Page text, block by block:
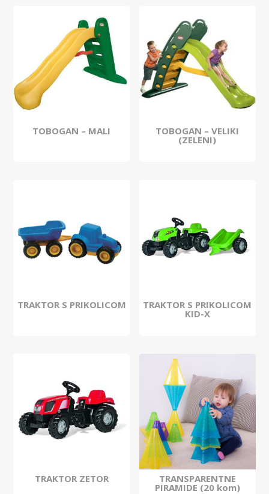
TOBOGAN – MALI TOBOGAN – VELIKI
(ZELENI)
TRAKTOR S PRIKOLICOM TRAKTOR S PRIKOLICOM
KID-X
TRAKTOR ZETOR TRANSPARENTNE
PIRAMIDE (20 kom)